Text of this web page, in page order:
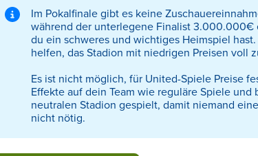
Im Pokalfinale gibt es keine
während der unterlegene Finalist 3.000.000€
du ein schweres und wichtiges Heimspiel
helfen, das Stadion mit niedrigen Preisen voll
Es ist nicht möglich, für United-Spiele Preise
Effekte auf dein Team wie reguläre Spiele
neutralen Stadion gespielt, damit niemand
nicht nötig.